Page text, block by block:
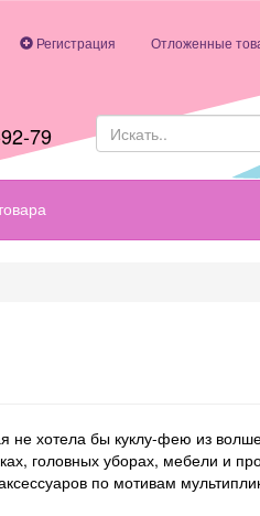
Регистрация Отложенные
79
не хотела бы куклу-фею из
головных уборах, мебели и
по мотивам